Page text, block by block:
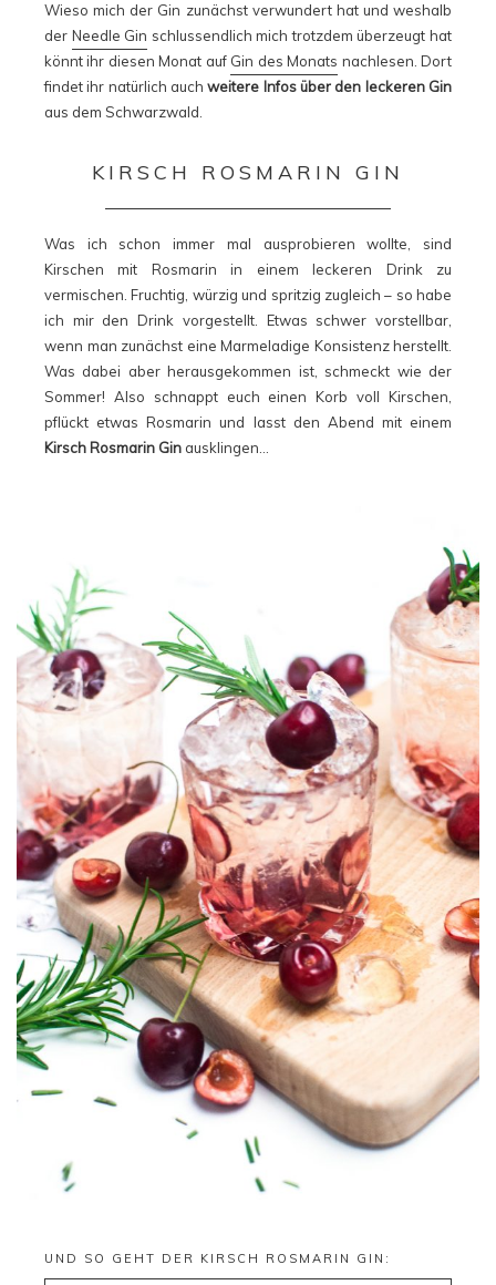
Wieso mich der Gin zunächst verwundert hat und weshalb
der Needle Gin schlussendlich mich trotzdem überzeugt hat
könnt ihr diesen Monat auf Gin des Monats nachlesen. Dort
findet ihr natürlich auchweitere Infos über den leckeren Gin
aus dem Schwarzwald.
KIRSCH ROSMARIN GIN
Was ich schon immer mal ausprobieren wollte, sind
Kirschen mit Rosmarin in einem leckeren Drink zu
vermischen. Fruchtig, würzig und spritzig zugleich – so habe
ich mir den Drink vorgestellt. Etwas schwer vorstellbar,
wenn man zunächst eine Marmeladige Konsistenz herstellt.
Was dabei aber herausgekommen ist, schmeckt wie der
Sommer! Also schnappt euch einen Korb voll Kirschen,
pflückt etwas Rosmarin und lasst den Abend mit einem
Kirsch Rosmarin Gin ausklingen…
UND SO GEHT DER KIRSCH ROSMARIN GIN: